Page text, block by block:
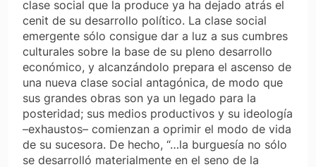
clase social que la produce ya ha dejado atrás el
cenit de su desarrollo político. La clase social
emergente sólo consigue dar a luz a sus cumbres
culturales sobre la base de su pleno desarrollo
económico, y alcanzándolo prepara el ascenso de
una nueva clase social antagónica, de modo que
sus grandes obras son ya un legado para la
posteridad; sus medios productivos y su ideología
–exhaustos– comienzan a oprimir el modo de vida
de su sucesora. De hecho, “…la burguesía no sólo
se desarrolló materialmente en el seno de la